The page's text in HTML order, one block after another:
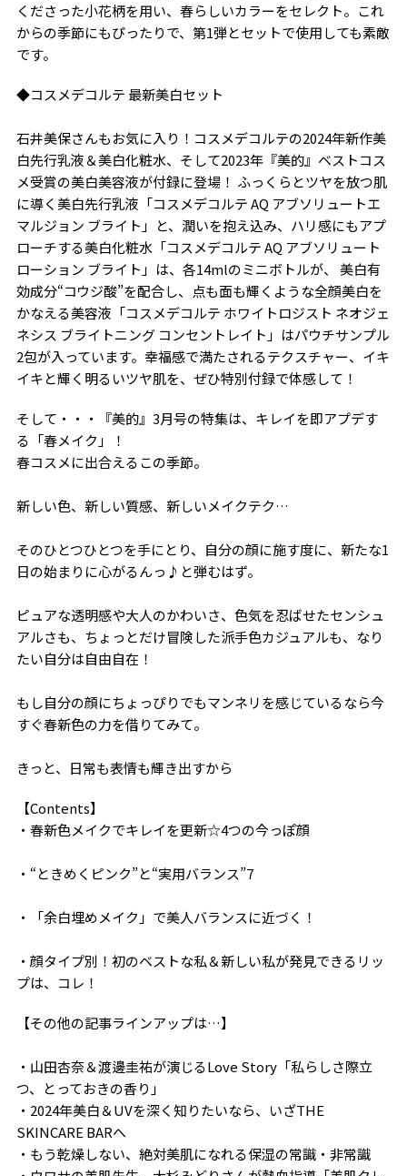
くださった小花柄を用い、春らしいカラーをセレクト。これ
からの季節にもぴったりで、第1弾とセットで使用しても素敵
です。
◆コスメデコルテ 最新美白セット
石井美保さんもお気に入り！コスメデコルテの2024年新作美
白先行乳液＆美白化粧水、そして2023年『美的』ベストコス
メ受賞の美白美容液が付録に登場！ ふっくらとツヤを放つ肌
に導く美白先行乳液「コスメデコルテ AQ アブソリュートエ
マルジョン ブライト」と、潤いを抱え込み、ハリ感にもアプ
ローチする美白化粧水「コスメデコルテ AQ アブソリュート
ローション ブライト」は、各14mlのミニボトルが、 美白有
効成分“コウジ酸”を配合し、点も面も輝くような全顔美白を
かなえる美容液「コスメデコルテ ホワイトロジスト ネオジェ
ネシス ブライトニング コンセントレイト」はパウチサンプル
2包が入っています。幸福感で満たされるテクスチャー、イキ
イキと輝く明るいツヤ肌を、ぜひ特別付録で体感して！
そして・・・『美的』3月号の特集は、キレイを即アプデす
る「春メイク」！
春コスメに出合えるこの季節。
新しい色、新しい質感、新しいメイクテク…
そのひとつひとつを手にとり、自分の顔に施す度に、新たな1
日の始まりに心がるんっ♪と弾むはず。
ピュアな透明感や大人のかわいさ、色気を忍ばせたセンシュ
アルさも、ちょっとだけ冒険した派手色カジュアルも、なり
たい自分は自由自在！
もし自分の顔にちょっぴりでもマンネリを感じているなら今
すぐ春新色の力を借りてみて。
きっと、日常も表情も輝き出すから――
【Contents】
・春新色メイクでキレイを更新☆4つの今っぽ顔
・“ときめくピンク”と“実用バランス”7
・「余白埋めメイク」で美人バランスに近づく！
・顔タイプ別！初のベストな私＆新しい私が発見できるリッ
プは、コレ！
【その他の記事ラインアップは…】
・山田杏奈＆渡邊圭祐が演じるLove Story「私らしさ際立
つ、とっておきの香り」
・2024年美白＆UVを深く知りたいなら、いざTHE
SKINCARE BARへ
・もう乾燥しない、絶対美肌になれる保湿の常識・非常識